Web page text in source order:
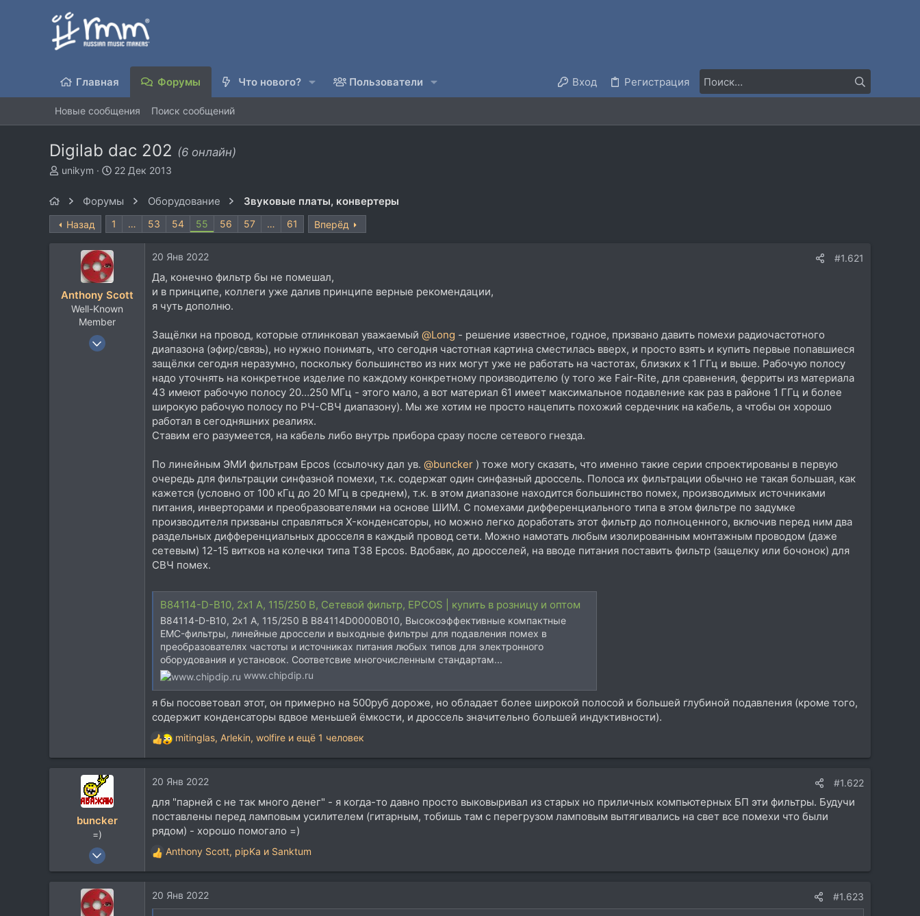
Главная Форумы Что нового? Пользователи Вход Регистрация
Новые сообщения Поиск сообщений
Digilab dac 202 (6 онлайн)
А
р
т
unikym
Д
а
н
а
22 Дек 2013
Форумы Оборудование Звуковые платы, конвертеры
Назад 1 … 53 54 55 56 57 … 61 Вперёд
Anthony Scott
Well-Known
Member
15 Фев 2016
20 Янв 2022 #1.621
Да, конечно фильтр бы не помешал,
и в принципе, коллеги уже далив принципе верные рекомендации,
я чуть дополню.
Защёлки на провод, которые отлинковал уважаемый @Long - решение известное, годное, призвано давить помехи радиочастотного
диапазона (эфир/связь), но нужно понимать, что сегодня частотная картина сместилась вверх, и просто взять и купить первые попавшиеся
защёлки сегодня неразумно, поскольку большинство из них могут уже не работать на частотах, близких к 1 ГГц и выше. Рабочую полосу
надо уточнять на конкретное изделие по каждому конкретному производителю (у того же Fair-Rite, для сравнения, ферриты из материала
43 имеют рабочую полосу 20…250 МГц - этого мало, а вот материал 61 имеет максимальное подавление как раз в районе 1 ГГц и более
широкую рабочую полосу по РЧ-СВЧ диапазону). Мы же хотим не просто нацепить похожий сердечник на кабель, а чтобы он хорошо
работал в сегодняшних реалиях.
Ставим его разумеется, на кабель либо внутрь прибора сразу после сетевого гнезда.
По линейным ЭМИ фильтрам Epcos (ссылочку дал ув. @buncker ) тоже могу сказать, что именно такие серии спроектированы в первую
очередь для фильтрации синфазной помехи, т.к. содержат один синфазный дроссель. Полоса их фильтрации обычно не такая большая, как
кажется (условно от 100 кГц до 20 МГц в среднем), т.к. в этом диапазоне находится большинство помех, производимых источниками
питания, инверторами и преобразователями на основе ШИМ. С помехами дифференциального типа в этом фильтре по задумке
производителя призваны справляться X-конденсаторы, но можно легко доработать этот фильтр до полноценного, включив перед ним два
раздельных дифференциальных дросселя в каждый провод сети. Можно намотать любым изолированным монтажным проводом (даже
сетевым) 12-15 витков на колечки типа T38 Epcos. Вдобавк, до дросселей, на вводе питания поставить фильтр (защелку или бочонок) для
СВЧ помех.
B84114-D-B10, 2х1 A, 115/250 В, Сетевой фильтр, EPCOS | купить в розницу и оптом
B84114-D-B10, 2х1 A, 115/250 В B84114D0000B010, Высокоэффективные компактные
EMC-фильтры, линейные дроссели и выходные фильтры для подавления помех в
преобразователях частоты и источниках питания любых типов для электронного
оборудования и установок. Соответсвие многочисленным стандартам...
www.chipdip.ru
я бы посоветовал этот, он примерно на 500руб дороже, но обладает более широкой полосой и большей глубиной подавления (кроме того,
содержит конденсаторы вдвое меньшей ёмкости, и дроссель значительно большей индуктивности).
Р
е
к
и
и
:
mitinglas, Arlekin, wolfire и ещё 1 человек
buncker
=)
26 Ноя 2002
20 Янв 2022 #1.622
для "парней с не так много денег" - я когда-то давно просто выковыривал из старых но приличных компьютерных БП эти фильтры. Будучи
поставлены перед ламповым усилителем (гитарным, тобишь там с перегрузом ламповым вытягивались на свет все помехи что были
рядом) - хорошо помогало =)
Р
е
к
ц
Anthony Scott, pipKa и Sanktum
20 Янв 2022 #1.623